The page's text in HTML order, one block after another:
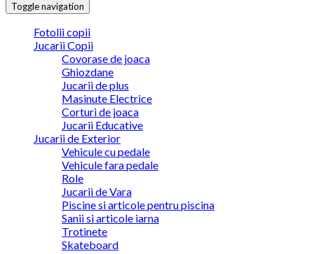
Toggle navigation
Fotolii copii
Jucarii Copii
Covorase de joaca
Ghiozdane
Jucarii de plus
Masinute Electrice
Corturi de joaca
Jucarii Educative
Jucarii de Exterior
Vehicule cu pedale
Vehicule fara pedale
Role
Jucarii de Vara
Piscine si articole pentru piscina
Sanii si articole iarna
Trotinete
Skateboard